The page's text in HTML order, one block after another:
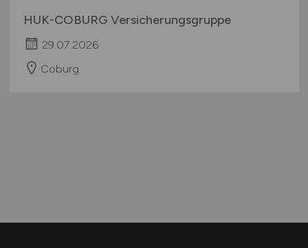
HUK-COBURG Versicherungsgruppe
29.07.2026
Coburg